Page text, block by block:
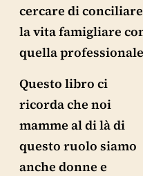
cercare di conciliare
la vita famigliare
quella
Questo libro ci
ricorda che noi
mamme al di là di
questo ruolo siamo
anche donne e